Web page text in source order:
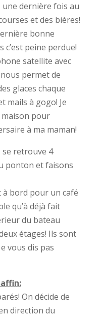
une dernière fois au
et des bières!
bonne
c’est peine perdue!
satellite avec
permet de
glaces chaque
mails à gogo! Je
maison pour
à ma maman!
se retrouve 4
ponton et faisons
à bord pour un café
qu’à déjà fait
du bateau
étages! Ils sont
vous dis pas
On décide de
direction du